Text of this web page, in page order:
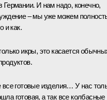
Германии. И нам надо, конечно,
– мы уже можем
и как.
икры, это касается
все готовые изделия… У нас
готовая, а так все колбасные